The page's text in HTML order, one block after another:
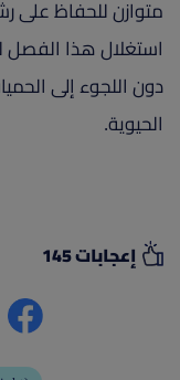
متوازن للحفاظ على
استغلال هذا الفصل
دون اللجوء إلى
الحيوية.
إعجابات 145